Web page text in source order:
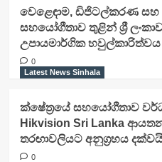
වෙළෙඳාම, ඩිජිටල්කරණ සහ
සහයෝගීතාව තුළින් ශ්‍රී
උපායමාර්ගික
0
Latest News Sinhala
ක්ෂේත්‍රයේ සහයෝගීතාව
Hikvision Sri Lanka
තරඟාවලියට අනුග්‍රහය
0